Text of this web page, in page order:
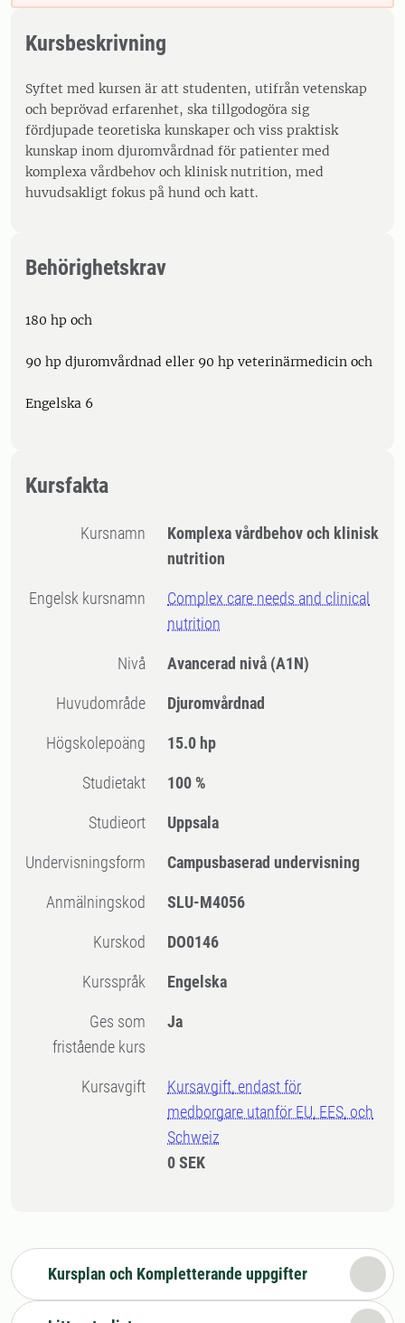
Kursbeskrivning
Syftet med kursen är att studenten, utifrån vetenskap
och beprövad erfarenhet, ska tillgodogöra sig
fördjupade teoretiska kunskaper och viss praktisk
kunskap inom djuromvårdnad för patienter med
komplexa vårdbehov och klinisk nutrition, med
huvudsakligt fokus på hund och katt.
Behörighetskrav
180 hp och
90 hp djuromvårdnad eller 90 hp veterinärmedicin och
Engelska 6
Kursfakta
Kursnamn
Komplexa vårdbehov och klinisk
nutrition
Engelsk kursnamn
Complex care needs and clinical
nutrition
Nivå Avancerad nivå (A1N)
Huvudområde Djuromvårdnad
högskolepoäng 15.0 hp
Studietakt 100 %
Studieort Uppsala
Undervisningsform Campusbaserad undervisning
Anmälningskod SLU-M4056
Kurskod DO0146
Kursspråk Engelska
Ges som
fristående kurs
Ja
Kursavgift
Kursavgift, endast för
medborgare utanför EU, EES, och
Schweiz
0 SEK
Kursplan och Kompletterande uppgifter